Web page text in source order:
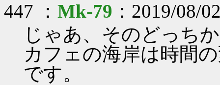
447 ： Mk-79 ：2019/08/
じゃあ、そのどっち
カフェの海岸は時間
です。